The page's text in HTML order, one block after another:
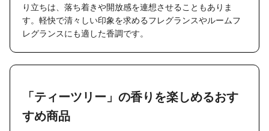
り立ちは、落ち着きや開放感を連想させることもありま
す。軽快で清々しい印象を求めるフレグランスやルームフ
レグランスにも適した香調です。
「ティーツリー」の香りを楽しめるおす
すめ商品